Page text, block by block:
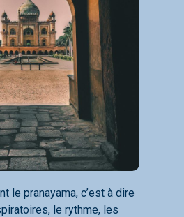
le pranayama, c’est à dire
le rythme, les